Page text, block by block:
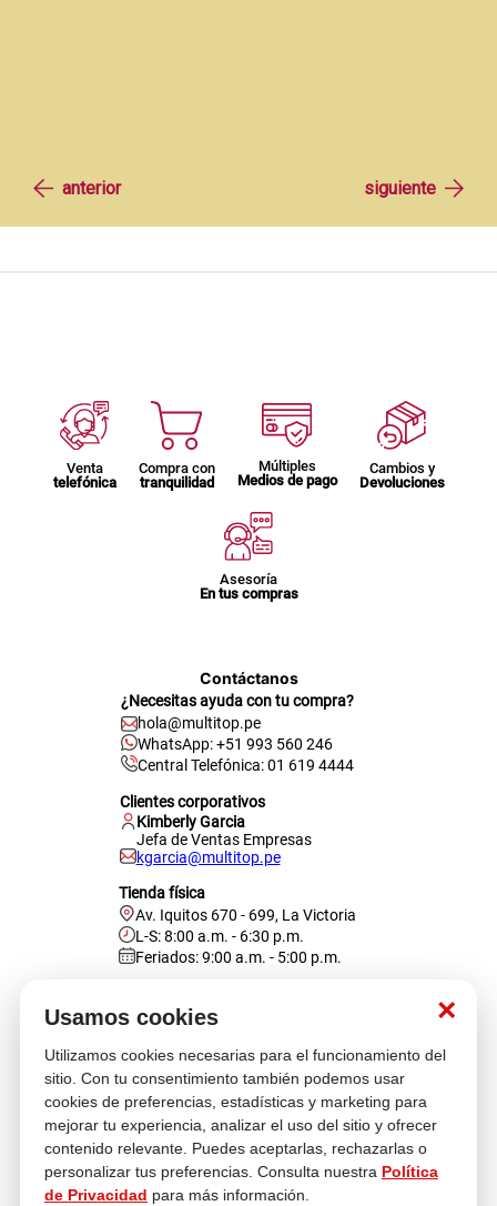
×
Usamos cookies
Utilizamos cookies necesarias para el funcionamiento del
sitio. Con tu consentimiento también podemos usar
cookies de preferencias, estadísticas y marketing para
mejorar tu experiencia, analizar el uso del sitio y ofrecer
contenido relevante. Puedes aceptarlas, rechazarlas o
personalizar tus preferencias. Consulta nuestra Política
de Privacidad para más información.
Venta
telefónica
Compra con
tranquilidad
Múltiples
Medios de pago
Cambios y
Devoluciones
Asesoría
En tus compras
Contáctanos
¿Necesitas ayuda con tu compra?
hola@multitop.pe
WhatsApp: +51 993 560 246
Central Telefónica: 01 619 4444
Clientes corporativos
Kimberly Garcia
Jefa de Ventas Empresas
kgarcia@multitop.pe
Tienda física
Av. Iquitos 670 - 699, La Victoria
L-S: 8:00 a.m. - 6:30 p.m.
Feriados: 9:00 a.m. - 5:00 p.m.
Atención al cliente
Descubre más